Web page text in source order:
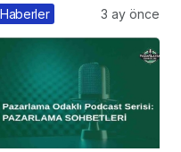
Haberler 3 ay önce